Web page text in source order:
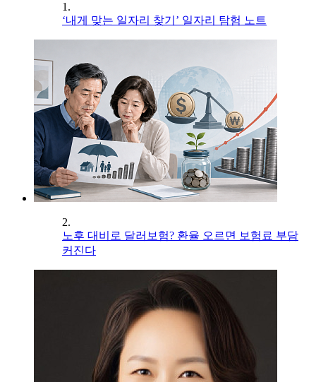
1.
‘내게 맞는 일자리 찾기’ 일자리 탐험 노트
2.
노후 대비로 달러보험? 환율 오르면 보험료 부담
커진다